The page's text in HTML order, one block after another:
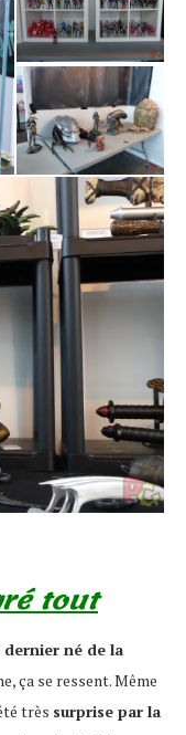
tout
dernier né de la
ça se ressent. Même
très surprise par la